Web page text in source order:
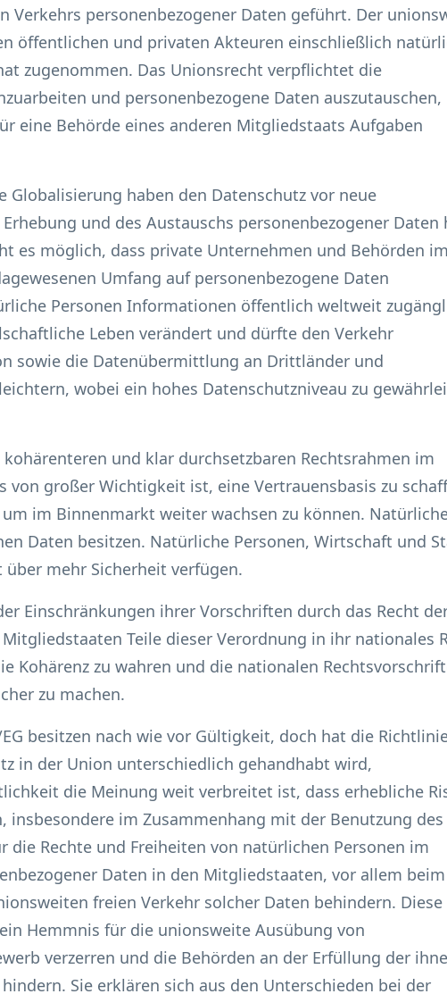
Verkehrs personenbezogener Daten geführt. Der
öffentlichen und privaten Akteuren einschließlich
zugenommen. Das Unionsrecht verpflichtet die
und personenbezogene Daten auszutauschen,
eine Behörde eines anderen Mitgliedstaats Aufgaben
haben den Datenschutz vor neue
und des Austauschs personenbezogener Daten
es möglich, dass private Unternehmen und Behörden im
Umfang auf personenbezogene Daten
Personen Informationen öffentlich weltweit
Leben verändert und dürfte den Verkehr
sowie die Datenübermittlung an Drittländer und
wobei ein hohes Datenschutzniveau zu
und klar durchsetzbaren Rechtsrahmen im
von großer Wichtigkeit ist, eine Vertrauensbasis zu
im Binnenmarkt weiter wachsen zu können.
Daten besitzen. Natürliche Personen, Wirtschaft und
mehr Sicherheit verfügen.
Einschränkungen ihrer Vorschriften durch das Recht
Teile dieser Verordnung in ihr nationales
Kohärenz zu wahren und die nationalen
zu machen.
besitzen nach wie vor Gültigkeit, doch hat die
in der Union unterschiedlich gehandhabt wird,
die Meinung weit verbreitet ist, dass erhebliche
insbesondere im Zusammenhang mit der Benutzung des
Rechte und Freiheiten von natürlichen Personen im
Daten in den Mitgliedstaaten, vor allem beim
freien Verkehr solcher Daten behindern. Diese
Hemmnis für die unionsweite Ausübung von
verzerren und die Behörden an der Erfüllung der
Sie erklären sich aus den Unterschieden bei der